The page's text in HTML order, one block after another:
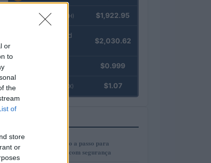
or
to
the
of
store
or
Ethereum (ETH) $1,922.95
kpk ETH Yield
$2,030.62
$0.999
(USDEX) $1.07
1
Cold wallets: passo a passo para
configurar e usar com segurança